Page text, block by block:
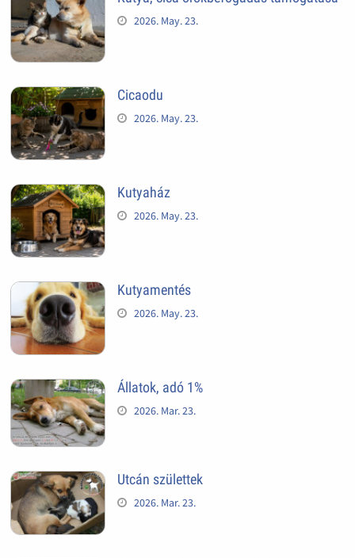
2026. May. 23.
Cicaodu
2026. May. 23.
Kutyaház
2026. May. 23.
Kutyamentés
2026. May. 23.
Állatok, adó 1%
2026. Mar. 23.
Utcán születtek
2026. Mar. 23.